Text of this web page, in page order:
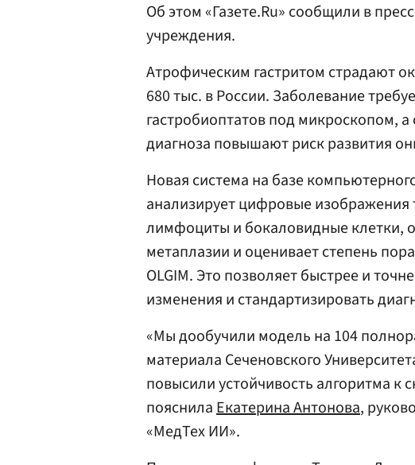
Об этом «Газете.Ru» сообщили в
учреждения.
Атрофическим гастритом страдают
680 тыс. в России. Заболевание
гастробиоптатов под микроскопом,
диагноза повышают риск развития
Новая система на базе
анализирует цифровые изображения
лимфоциты и бокаловидные клетки,
метаплазии и оценивает степень
OLGIM. Это позволяет быстрее и
изменения и стандартизировать
«Мы дообучили модель на 104
материала Сеченовского
повысили устойчивость алгоритма к
пояснилаЕкатерина Антонова,
«МедТех ИИ».